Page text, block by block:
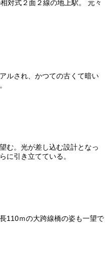
対式２面２線の地上駅。 元々
ルされ、かつての古くて暗い
む。光が差し込む設計となっ
に引き立てている。
110ｍの大跨線橋の姿も一望で